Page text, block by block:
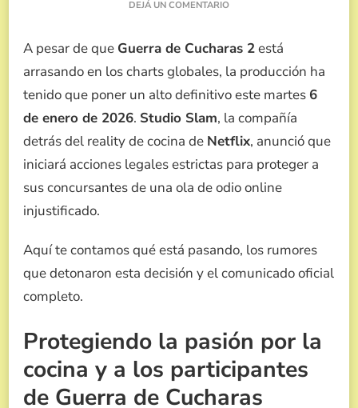
DEJÁ UN COMENTARIOEN
LA
PRODUCCIÓN
DE
GUERRA
CUCHARAS
2,
ACCIONES
LEGALES
A pesar de que Guerra de Cucharas 2está
arrasando en los charts globales, la producción ha
tenido que poner un alto definitivo este martes 6
de enero de 2026. Studio Slam, la compañía
detrás del reality de cocina de Netflix, anunció que
iniciará acciones legales estrictas para proteger a
sus concursantes de una ola de odio online
injustificado.
Aquí te contamos qué está pasando, los rumores
que detonaron esta decisión y el comunicado oficial
completo.
Protegiendo la pasión por la
cocina y a los participantes
de Guerra de Cucharas